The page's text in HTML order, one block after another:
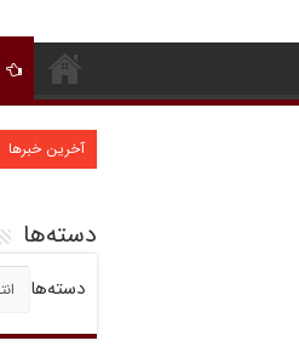
آخرین خبرها
دسته‌ها
دسته‌ها